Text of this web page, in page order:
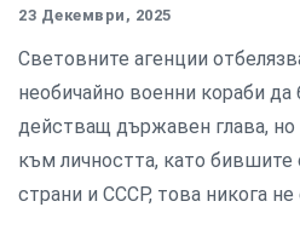
23 Декември, 2025
Световните агенции
необичайно военни кораби
действащ държавен глава, но
към личността, като бившите
страни и СССР, това никога